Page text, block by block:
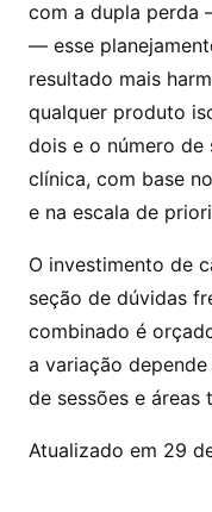
com a dupla perda
— esse
resultado mais
qualquer produto
dois e o número de
clínica, com base
e na escala de
O investimento de
seção de dúvidas
combinado é
a variação
de sessões e áreas
Atualizado em 29